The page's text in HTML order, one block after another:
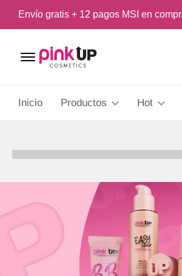
Envío gratis + 12 pagos MSI en
Menu Open
Inicio Productos Hot